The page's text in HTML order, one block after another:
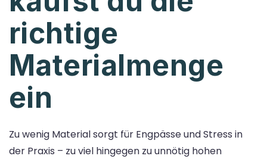
richtige
Materialmenge
ein
Zu wenig Material sorgt für Engpässe und Stress in
der Praxis – zu viel hingegen zu unnötig hohen